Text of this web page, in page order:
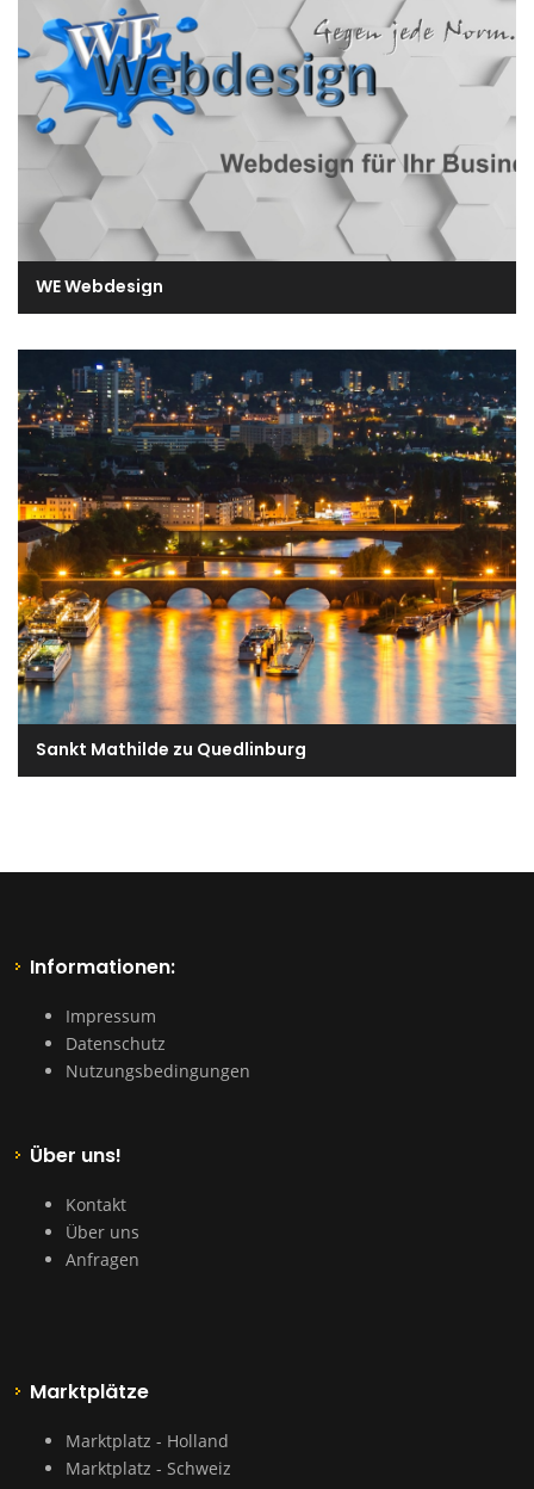
WE Webdesign
Sankt Mathilde zu Quedlinburg
Informationen:
Impressum
Datenschutz
Nutzungsbedingungen
Über uns!
Kontakt
Über uns
Anfragen
Marktplätze
Marktplatz - Holland
Marktplatz - Schweiz